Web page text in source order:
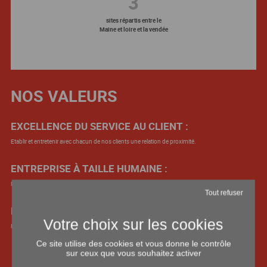
sites répartis entre le
Maine et loire et la vendée
NOS VALEURS
EXCELLENCE DU SERVICE AU CLIENT :
Etablir et entretenir avec chacun de nos clients une relation de proximité.
ENTREPRISE À TAILLE HUMAINE :
Réactivité, souplesse et accessibilité, sont nos maître mots.
PROFESSIONNALISME :
Face à l’évolution des technologies et du matériel nos équipes sont en perpétuelles formations.
Ce site utilise des cookies et vous donne le contrôle
sur ceux que vous souhaitez activer
Tout refuser